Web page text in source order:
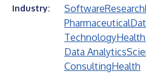
Industry: SoftwareResearch
Pharmaceutical
Technology
Data Analytics
ConsultingHealth